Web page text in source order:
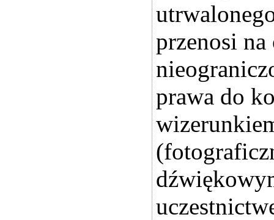
przenosi
prawa do